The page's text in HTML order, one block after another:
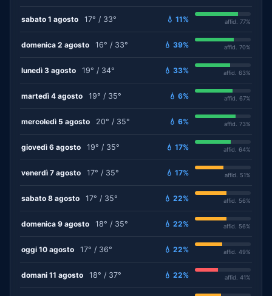
sabato 1 agosto 17° / 33° 💧 11% affid. 77%
domenica 2 agosto 16° / 33° 💧 39% affid. 70%
lunedì 3 agosto 19° / 34° 💧 33% affid. 63%
martedì 4 agosto 19° / 35° 💧 6% affid. 67%
mercoledì 5 agosto 20° / 35° 💧 6% affid. 73%
giovedì 6 agosto 19° / 35° 💧 17% affid. 64%
venerdì 7 agosto 17° / 35° 💧 17% affid. 51%
sabato 8 agosto 17° / 35° 💧 22% affid. 56%
domenica 9 agosto 18° / 35° 💧 22% affid. 56%
oggi 10 agosto 17° / 36° 💧 22% affid. 49%
domani 11 agosto 18° / 37° 💧 22% affid. 41%